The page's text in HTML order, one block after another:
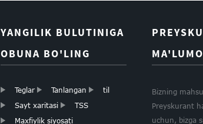
sovg'asi qog'ozi
QOG'OSI
YANGILIK BULUTINIGA
OBUNA BO'LING
Teglar Tanlangan
til
Sayt xaritasi
TSS
Maxfiylik siyosati
Bizning
Preyskurant
uchun, bizga